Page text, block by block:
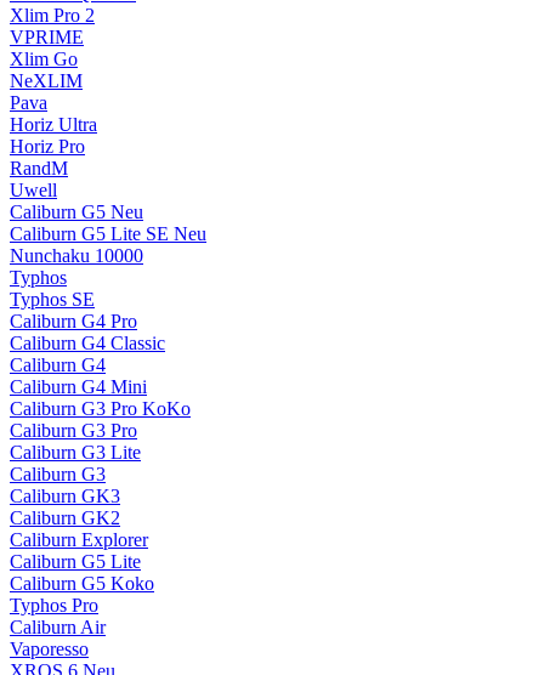
Xlim Pro 2
VPRIME
Xlim Go
NeXLIM
Pava
Horiz Ultra
Horiz Pro
RandM
Uwell
Caliburn G5 Neu
Caliburn G5 Lite SE Neu
Nunchaku 10000
Typhos
Typhos SE
Caliburn G4 Pro
Caliburn G4 Classic
Caliburn G4
Caliburn G4 Mini
Caliburn G3 Pro KoKo
Caliburn G3 Pro
Caliburn G3 Lite
Caliburn G3
Caliburn GK3
Caliburn GK2
Caliburn Explorer
Caliburn G5 Lite
Caliburn G5 Koko
Typhos Pro
Caliburn Air
Vaporesso
XROS 6 Neu